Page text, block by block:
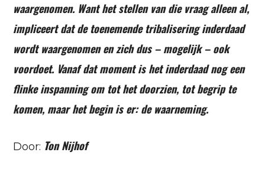
waargenomen. Want het stellen van die vraag alleen al,
impliceert dat de toenemende tribalisering inderdaad
wordt waargenomen en zich dus – mogelijk – ook
voordoet. Vanaf dat moment is het inderdaad nog een
flinke inspanning om tot het doorzien, tot begrip te
komen, maar het begin is er: de waarneming.
Door: Ton Nijhof